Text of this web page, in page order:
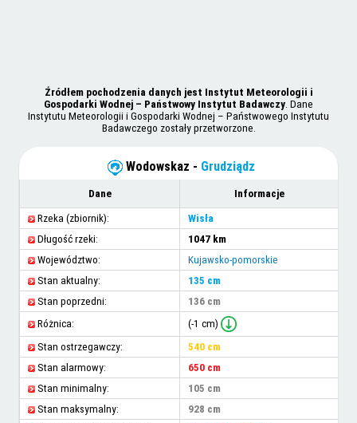
Źródłem pochodzenia danych jest Instytut Meteorologii i
Gospodarki Wodnej – Państwowy Instytut Badawczy. Dane
Instytutu Meteorologii i Gospodarki Wodnej – Państwowego Instytutu
Badawczego zostały przetworzone.
Wodowskaz - Grudziądz
Dane Informacje
Rzeka (zbiornik):
Wisła
Długość rzeki:
1047 km
Województwo:
Kujawsko-pomorskie
Stan aktualny:
135 cm
Stan poprzedni:
136 cm
Różnica:
(-1 cm)
Stan ostrzegawczy:
540 cm
Stan alarmowy:
650 cm
Stan minimalny:
105 cm
Stan maksymalny:
928 cm